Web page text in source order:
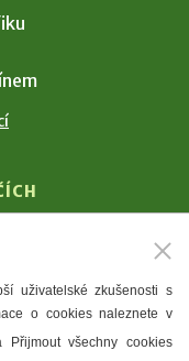
uživatelské zkušenosti s
o cookies naleznete v
Přijmout všechny cookies